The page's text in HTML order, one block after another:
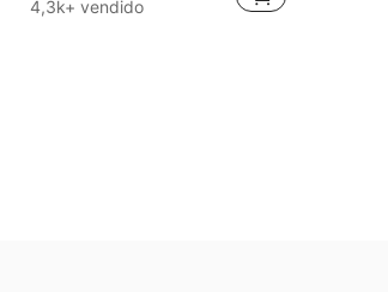
4,3k+ vendido